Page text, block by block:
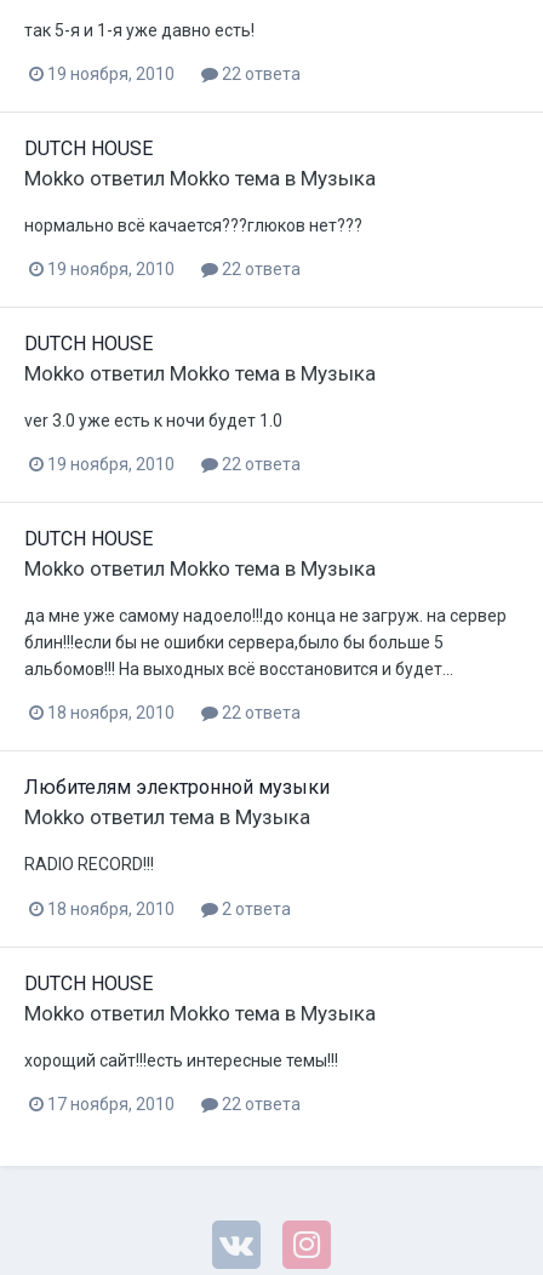
так 5-я и 1-я уже давно есть!
19 ноября, 2010 22 ответа
DUTCH HOUSE
Mokko ответил Mokko тема в Музыка
нормально всё качается???глюков нет???
19 ноября, 2010 22 ответа
DUTCH HOUSE
Mokko ответил Mokko тема в Музыка
ver 3.0 уже есть к ночи будет 1.0
19 ноября, 2010 22 ответа
DUTCH HOUSE
Mokko ответил Mokko тема в Музыка
да мне уже самому надоело!!!до конца не загруж. на сервер
блин!!!если бы не ошибки сервера,было бы больше 5
альбомов!!! На выходных всё восстановится и будет...
18 ноября, 2010 22 ответа
Любителям электронной музыки
Mokko ответил тема в Музыка
RADIO RECORD!!!
18 ноября, 2010 2 ответа
DUTCH HOUSE
Mokko ответил Mokko тема в Музыка
хорощий сайт!!!есть интересные темы!!!
17 ноября, 2010 22 ответа